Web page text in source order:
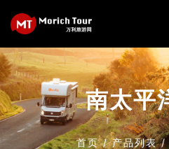
南太平
首页/产品列表/